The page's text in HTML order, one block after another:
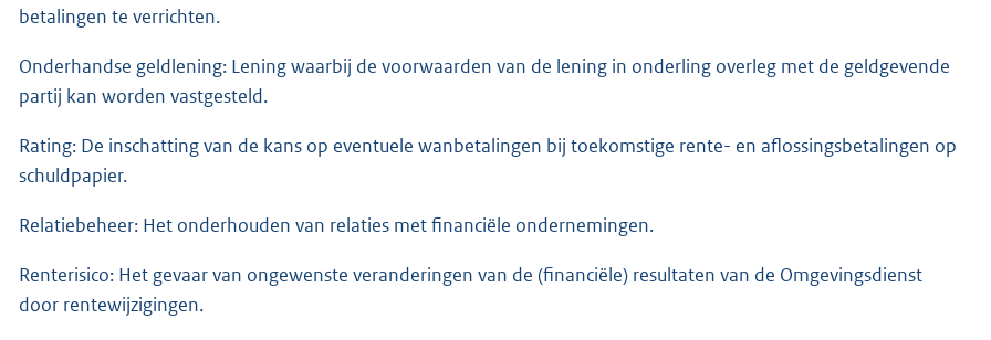
betalingen te verrichten.
Onderhandse geldlening: Lening waarbij de voorwaarden van de lening in onderling overleg met de geldgevende
partij kan worden vastgesteld.
Rating: De inschatting van de kans op eventuele wanbetalingen bij toekomstige rente- en aflossingsbetalingen op
schuldpapier.
Relatiebeheer: Het onderhouden van relaties met financiële ondernemingen.
Renterisico: Het gevaar van ongewenste veranderingen van de (financiële) resultaten van de Omgevingsdienst
door rentewijzigingen.